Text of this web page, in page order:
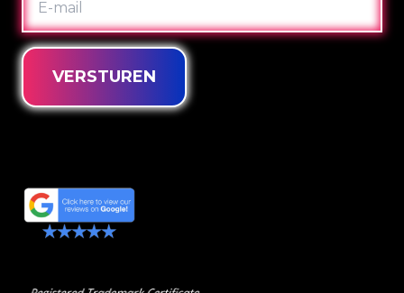
MAIL
VERSTUREN